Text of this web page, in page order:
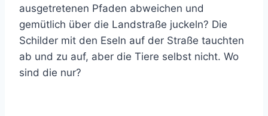
ausgetretenen Pfaden abweichen und
gemütlich über die Landstraße juckeln? Die
Schilder mit den Eseln auf der Straße tauchten
ab und zu auf, aber die Tiere selbst nicht. Wo
sind die nur?